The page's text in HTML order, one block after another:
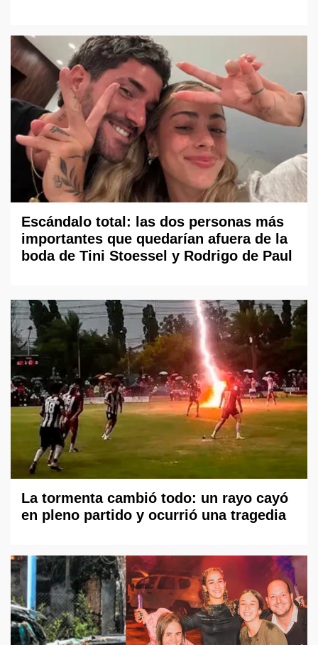
Escándalo total: las dos personas más
importantes que quedarían afuera de la
boda de Tini Stoessel y Rodrigo de Paul
La tormenta cambió todo: un rayo cayó
en pleno partido y ocurrió una tragedia